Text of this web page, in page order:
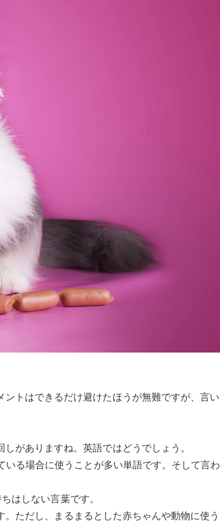
トはできるだけ避けたほうが無難ですが、言い
がありますね。英語ではどうでしょう。
る場合に使うことが多い単語です。そして言わ
はしない言葉です。
ただし、まるまるとした赤ちゃんや動物に使う